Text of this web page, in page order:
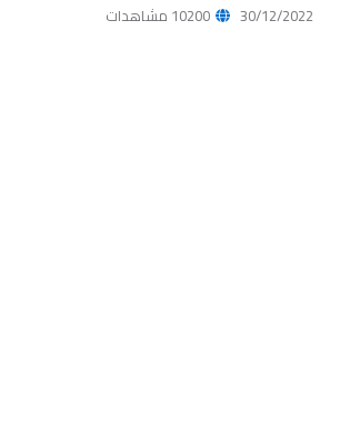
30/12/2022 10200 مشاهدات